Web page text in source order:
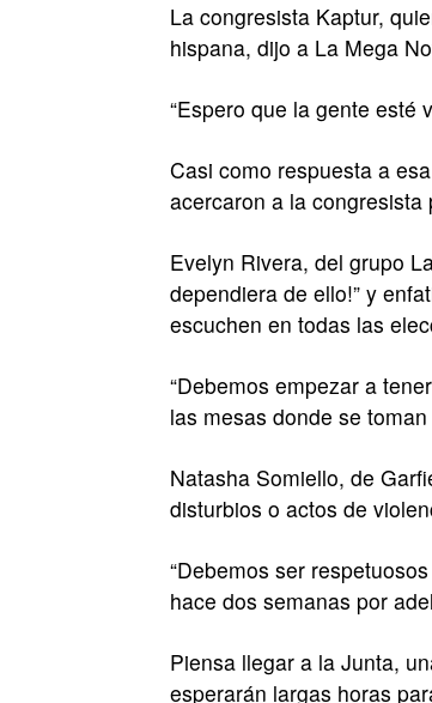
La congresista Kaptur,
hispana, dijo a La Mega
“Espero que la gente esté
Casi como respuesta a
acercaron a la congresista
Evelyn Rivera, del grupo
dependiera de ello!” y
escuchen en todas las
“Debemos empezar a
las mesas donde se
Natasha Somiello, de
disturbios o actos de
“Debemos ser
hace dos semanas por
Piensa llegar a la Junta,
esperarán largas horas